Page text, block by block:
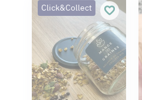
Click&Collect